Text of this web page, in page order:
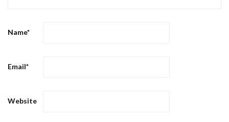
Name*
Email*
Website